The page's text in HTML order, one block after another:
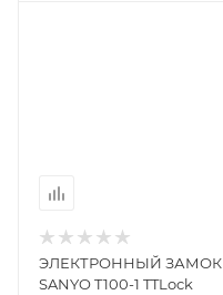
ЭЛЕКТРОННЫЙ ЗАМОК
SANYO T100-1 TTLock